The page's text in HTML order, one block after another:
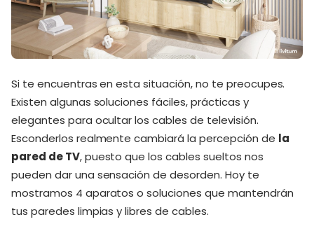
Si te encuentras en esta situación, no te preocupes.
Existen algunas soluciones fáciles, prácticas y
elegantes para ocultar los cables de televisión.
Esconderlos realmente cambiará la percepción de la
pared de TV, puesto que los cables sueltos nos
pueden dar una sensación de desorden. Hoy te
mostramos 4 aparatos o soluciones que mantendrán
tus paredes limpias y libres de cables.